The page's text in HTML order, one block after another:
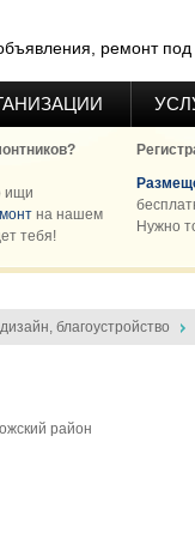
ремонт
ищи
на нашем
тебя!
Нужно
благоустройство
район